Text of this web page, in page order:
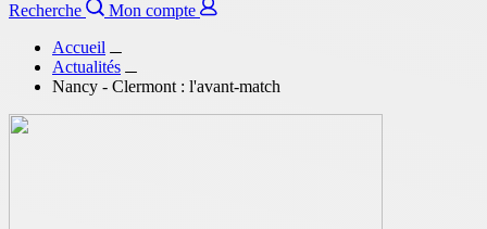
Recherche
Mon compte
Accueil
Actualités
Nancy - Clermont : l'avant-match